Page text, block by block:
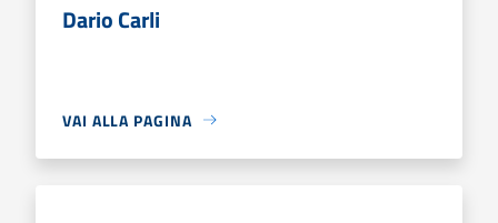
Dario Carli
VAI ALLA PAGINA